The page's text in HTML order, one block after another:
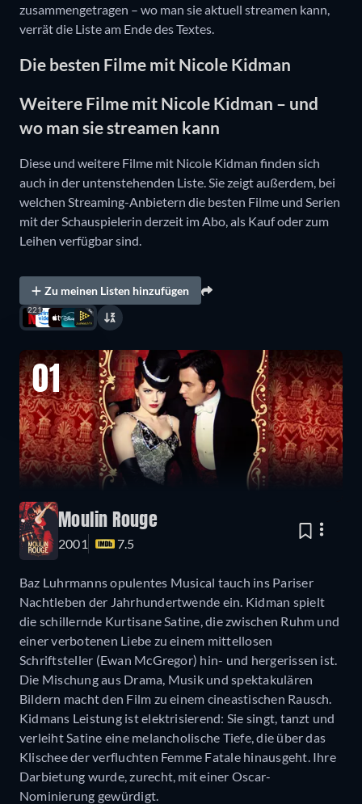
zusammengetragen – wo man sie aktuell streamen kann,
verrät die Liste am Ende des Textes.
Die besten Filme mit Nicole Kidman
Weitere Filme mit Nicole Kidman – und
wo man sie streamen kann
Diese und weitere Filme mit Nicole Kidman finden sich
auch in der untenstehenden Liste. Sie zeigt außerdem, bei
welchen Streaming-Anbietern die besten Filme und Serien
mit der Schauspielerin derzeit im Abo, als Kauf oder zum
Leihen verfügbar sind.
Zu meinen Listen hinzufügen
221
01
Moulin Rouge
2001 7.5
Baz Luhrmanns opulentes Musical tauch ins Pariser
Nachtleben der Jahrhundertwende ein. Kidman spielt
die schillernde Kurtisane Satine, die zwischen Ruhm und
einer verbotenen Liebe zu einem mittellosen
Schriftsteller (Ewan McGregor) hin- und hergerissen ist.
Die Mischung aus Drama, Musik und spektakulären
Bildern macht den Film zu einem cineastischen Rausch.
Kidmans Leistung ist elektrisierend: Sie singt, tanzt und
verleiht Satine eine melancholische Tiefe, die über das
Klischee der verfluchten Femme Fatale hinausgeht. Ihre
Darbietung wurde, zurecht, mit einer Oscar-
Nominierung gewürdigt.